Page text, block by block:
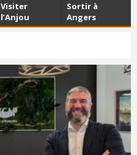
Visiter
l’Anjou
Sortir à
Angers